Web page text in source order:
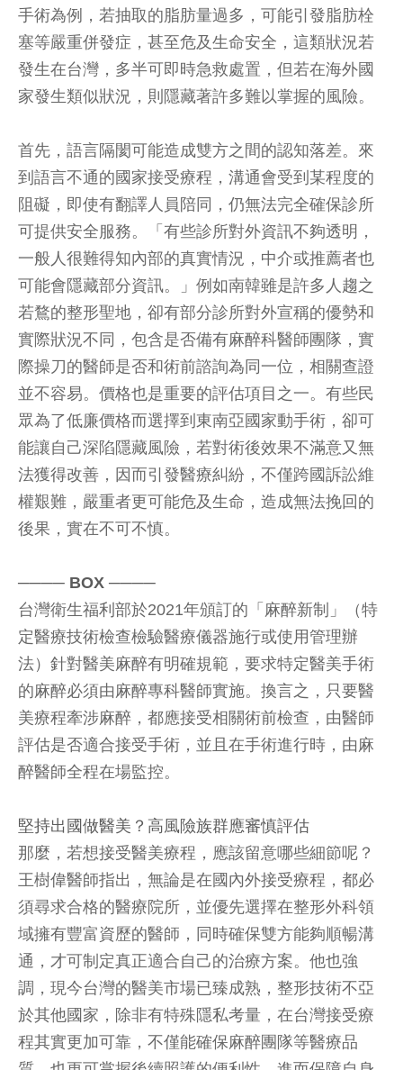
手術為例，若抽取的脂肪量過多，可能引發脂肪栓
塞等嚴重併發症，甚至危及生命安全，這類狀況若
發生在台灣，多半可即時急救處置，但若在海外國
家發生類似狀況，則隱藏著許多難以掌握的風險。
首先，語言隔閡可能造成雙方之間的認知落差。來
到語言不通的國家接受療程，溝通會受到某程度的
阻礙，即使有翻譯人員陪同，仍無法完全確保診所
可提供安全服務。「有些診所對外資訊不夠透明，
一般人很難得知內部的真實情況，中介或推薦者也
可能會隱藏部分資訊。」例如南韓雖是許多人趨之
若鶩的整形聖地，卻有部分診所對外宣稱的優勢和
實際狀況不同，包含是否備有麻醉科醫師團隊，實
際操刀的醫師是否和術前諮詢為同一位，相關查證
並不容易。價格也是重要的評估項目之一。有些民
眾為了低廉價格而選擇到東南亞國家動手術，卻可
能讓自己深陷隱藏風險，若對術後效果不滿意又無
法獲得改善，因而引發醫療糾紛，不僅跨國訴訟維
權艱難，嚴重者更可能危及生命，造成無法挽回的
後果，實在不可不慎。
──── BOX ────
台灣衛生福利部於2021年頒訂的「麻醉新制」（特
定醫療技術檢查檢驗醫療儀器施行或使用管理辦
法）針對醫美麻醉有明確規範，要求特定醫美手術
的麻醉必須由麻醉專科醫師實施。換言之，只要醫
美療程牽涉麻醉，都應接受相關術前檢查，由醫師
評估是否適合接受手術，並且在手術進行時，由麻
醉醫師全程在場監控。
堅持出國做醫美？高風險族群應審慎評估
那麼，若想接受醫美療程，應該留意哪些細節呢？
王樹偉醫師指出，無論是在國內外接受療程，都必
須尋求合格的醫療院所，並優先選擇在整形外科領
域擁有豐富資歷的醫師，同時確保雙方能夠順暢溝
通，才可制定真正適合自己的治療方案。他也強
調，現今台灣的醫美市場已臻成熟，整形技術不亞
於其他國家，除非有特殊隱私考量，在台灣接受療
程其實更加可靠，不僅能確保麻醉團隊等醫療品